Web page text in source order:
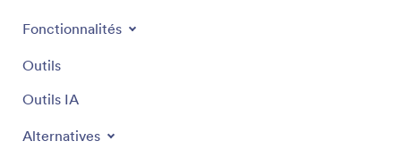
Fonctionnalités
Outils
Outils IA
Alternatives